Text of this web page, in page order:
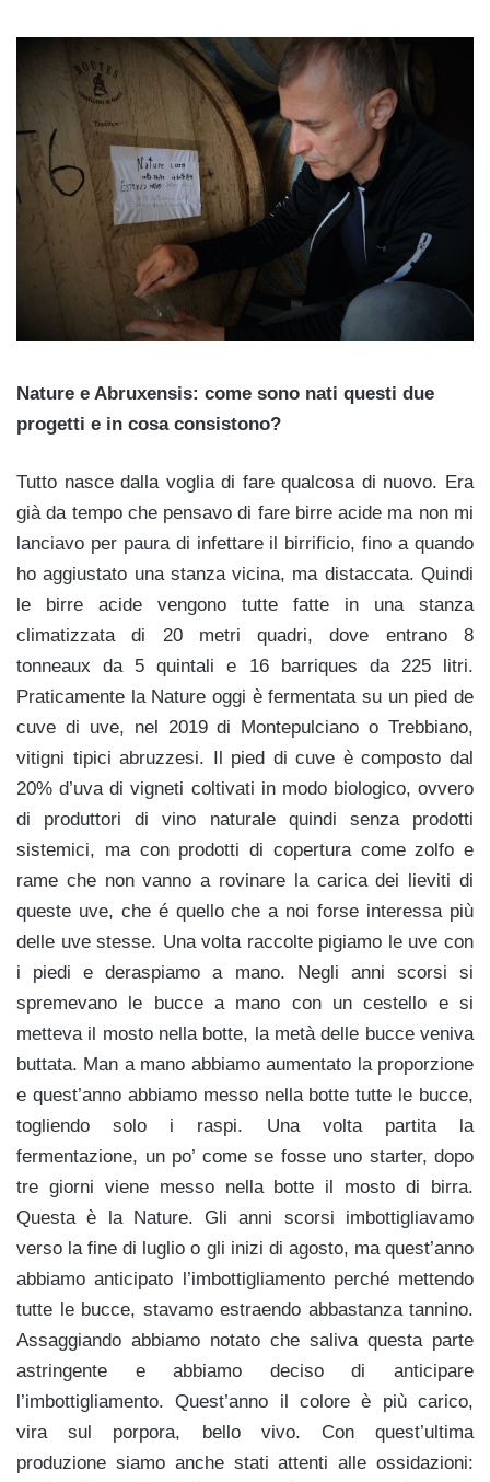
Nature e Abruxensis: come sono nati questi due
progetti e in cosa consistono?
Tutto nasce dalla voglia di fare qualcosa di nuovo. Era
già da tempo che pensavo di fare birre acide ma non mi
lanciavo per paura di infettare il birrificio, fino a quando
ho aggiustato una stanza vicina, ma distaccata. Quindi
le birre acide vengono tutte fatte in una stanza
climatizzata di 20 metri quadri, dove entrano 8
tonneaux da 5 quintali e 16 barriques da 225 litri.
Praticamente la Nature oggi è fermentata su un pied de
cuve di uve, nel 2019 di Montepulciano o Trebbiano,
vitigni tipici abruzzesi. Il pied di cuve è composto dal
20% d’uva di vigneti coltivati in modo biologico, ovvero
di produttori di vino naturale quindi senza prodotti
sistemici, ma con prodotti di copertura come zolfo e
rame che non vanno a rovinare la carica dei lieviti di
queste uve, che é quello che a noi forse interessa più
delle uve stesse. Una volta raccolte pigiamo le uve con
i piedi e deraspiamo a mano. Negli anni scorsi si
spremevano le bucce a mano con un cestello e si
metteva il mosto nella botte, la metà delle bucce veniva
buttata. Man a mano abbiamo aumentato la proporzione
e quest’anno abbiamo messo nella botte tutte le bucce,
togliendo solo i raspi. Una volta partita la
fermentazione, un po’ come se fosse uno starter, dopo
tre giorni viene messo nella botte il mosto di birra.
Questa è la Nature. Gli anni scorsi imbottigliavamo
verso la fine di luglio o gli inizi di agosto, ma quest’anno
abbiamo anticipato l’imbottigliamento perché mettendo
tutte le bucce, stavamo estraendo abbastanza tannino.
Assaggiando abbiamo notato che saliva questa parte
astringente e abbiamo deciso di anticipare
l’imbottigliamento. Quest’anno il colore è più carico,
vira sul porpora, bello vivo. Con quest’ultima
produzione siamo anche stati attenti alle ossidazioni: